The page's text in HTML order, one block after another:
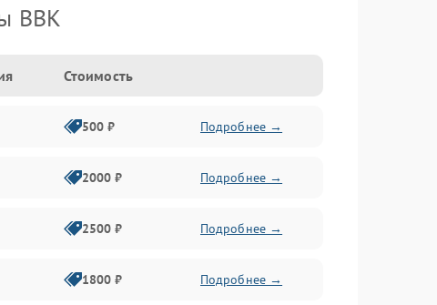
BBK
Стоимость
500 ₽ Подробнее →
2000 ₽ Подробнее →
2500 ₽ Подробнее →
1800 ₽ Подробнее →